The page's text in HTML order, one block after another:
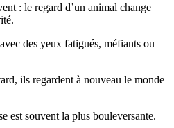
: le regard d’un animal change
des yeux fatigués, méfiants ou
ils regardent à nouveau le monde
est souvent la plus bouleversante.